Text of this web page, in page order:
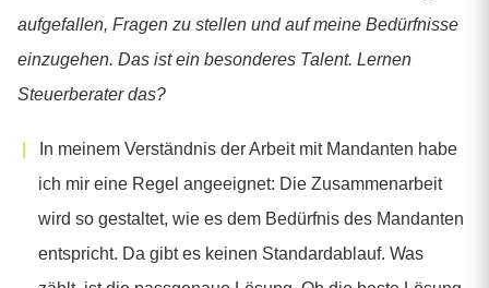
aufgefallen, Fragen zu stellen und auf meine Bedürfnisse
einzugehen. Das ist ein besonderes Talent. Lernen
Steuerberater das?
In meinem Verständnis der Arbeit mit Mandanten habe
ich mir eine Regel angeeignet: Die Zusammenarbeit
wird so gestaltet, wie es dem Bedürfnis des Mandanten
entspricht. Da gibt es keinen Standardablauf. Was